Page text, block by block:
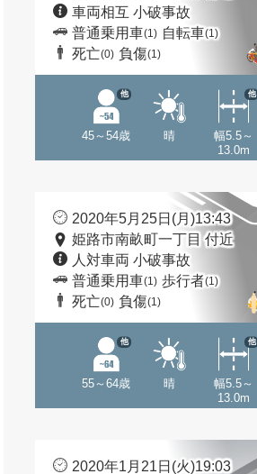
車両相互 小破事故
普通乗用車(1) 自転車(1)
死亡(0) 負傷(1)
45～54歳
他
晴
幅5.5～
13.0m
他
2020年5月25日(月)13:43
姫路市南畝町一丁目 付近
人対車両 小破事故
普通乗用車(1) 歩行者(1)
死亡(0) 負傷(1)
55～64歳
他
晴
幅5.5～
13.0m
他
2020年1月21日(火)19:03